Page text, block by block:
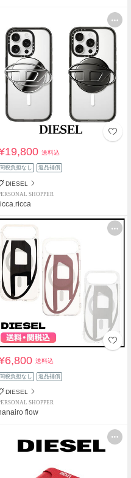
送料込
関税負担なし 返品補償
DIESEL
SHOPPER
送料込
関税負担なし 返品補償
DIESEL
SHOPPER
flow